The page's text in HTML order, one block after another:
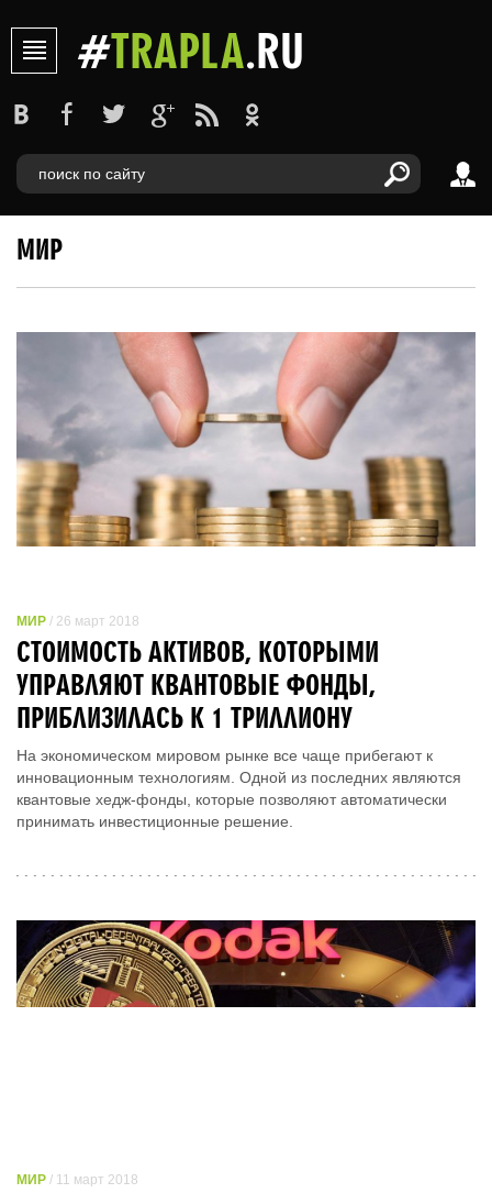
#TRAPLA.RU
МИР
МИР / 26 март 2018
СТОИМОСТЬ АКТИВОВ, КОТОРЫМИ
УПРАВЛЯЮТ КВАНТОВЫЕ ФОНДЫ,
ПРИБЛИЗИЛАСЬ К 1 ТРИЛЛИОНУ
На экономическом мировом рынке все чаще прибегают к
инновационным технологиям. Одной из последних являются
квантовые хедж-фонды, которые позволяют автоматически
принимать инвестиционные решение.
МИР / 11 март 2018